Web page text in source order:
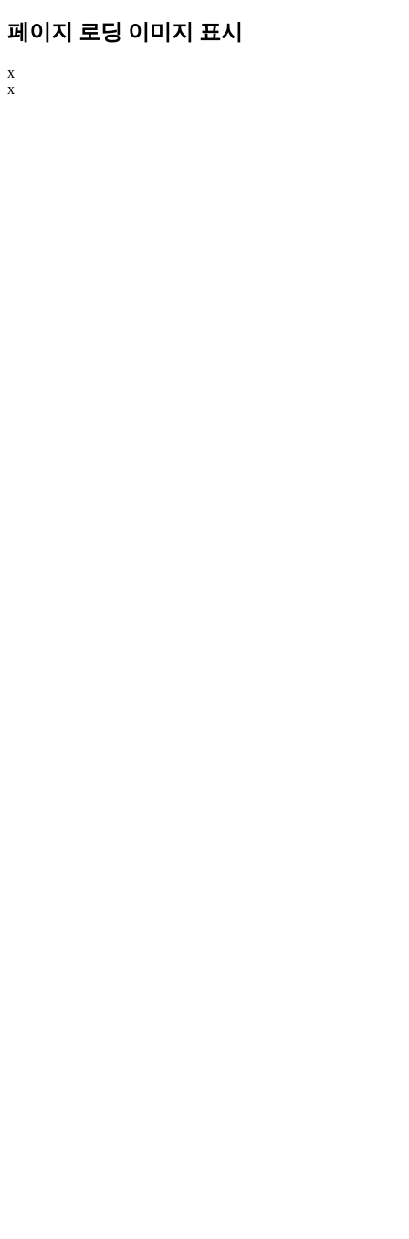
페이지 로딩 이미지 표시
x
x